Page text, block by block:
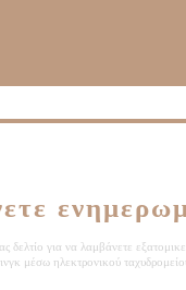
δελτίο για να λαμβάνετε
μέσω ηλεκτρονικού